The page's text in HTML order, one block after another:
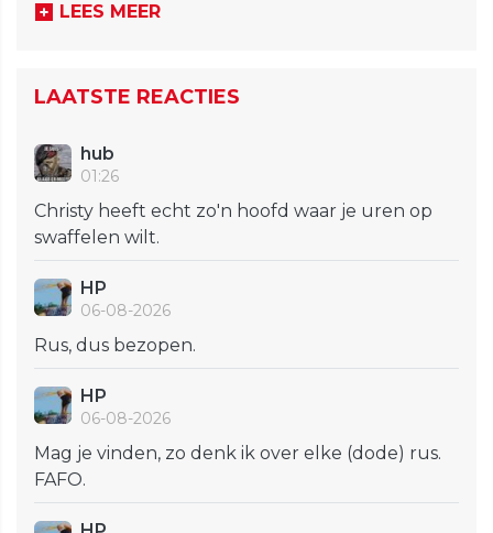
LEES MEER
LAATSTE REACTIES
hub
01:26
Christy heeft echt zo'n hoofd waar je uren op
swaffelen wilt.
HP
06-08-2026
Rus, dus bezopen.
HP
06-08-2026
Mag je vinden, zo denk ik over elke (dode) rus.
FAFO.